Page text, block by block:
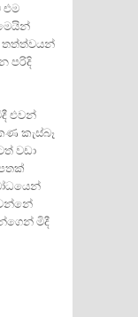
එම
තත්ත්වයන්
පරිදි
එවන්
කැස්බෑ
වඩා
මිදී